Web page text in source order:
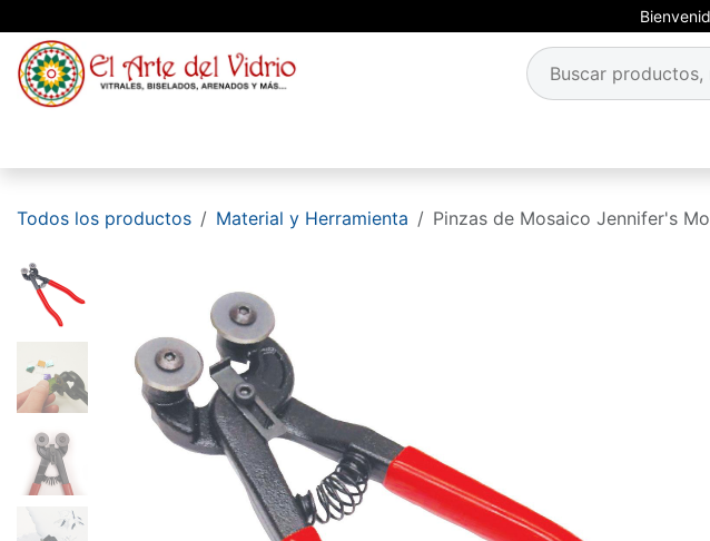
Todos los productos Material y Herramienta Pinzas de Mosaico Jennifer's